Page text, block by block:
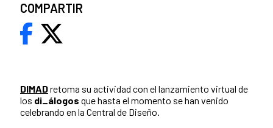
DIMADretoma su actividad con el lanzamiento virtual de
los di_álogos que hasta el momento se han venido
celebrando en la Central de Diseño.
COMPARTIR